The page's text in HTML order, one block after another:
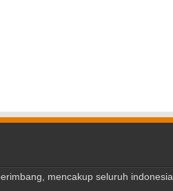
mencakup seluruh indonesia.